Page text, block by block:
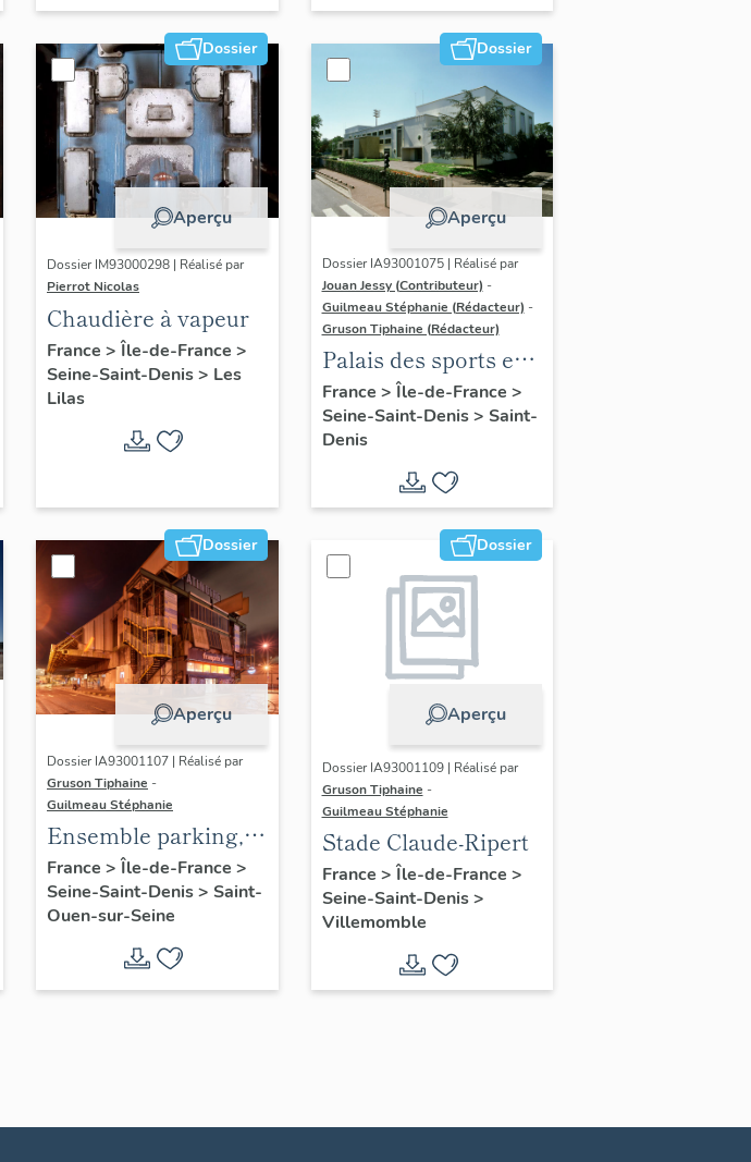
Dossier
Aperçu
Dossier IM93000298 | Réalisé par
Pierrot Nicolas
Chaudière à vapeur
France > Île-de-France >
Seine-Saint-Denis> Les
Lilas
Dossier
Aperçu
Dossier IA93001075 | Réalisé par
Jouan Jessy (Contributeur) -
Guilmeau Stéphanie (Rédacteur) -
Gruson Tiphaine (Rédacteur)
Palais des sports et
stade Auguste
Delaune de Saint-
Denis
France > Île-de-France >
Seine-Saint-Denis> Saint-
Denis
Dossier
Aperçu
Dossier IA93001107 | Réalisé par
Gruson Tiphaine -
Guilmeau Stéphanie
Ensemble parking,
patinoire, centre
commercial
France > Île-de-France >
Seine-Saint-Denis> Saint-
Ouen-sur-Seine
Dossier
Aperçu
Dossier IA93001109 | Réalisé par
Gruson Tiphaine -
Guilmeau Stéphanie
Stade Claude-Ripert
France > Île-de-France >
Seine-Saint-Denis>
Villemomble